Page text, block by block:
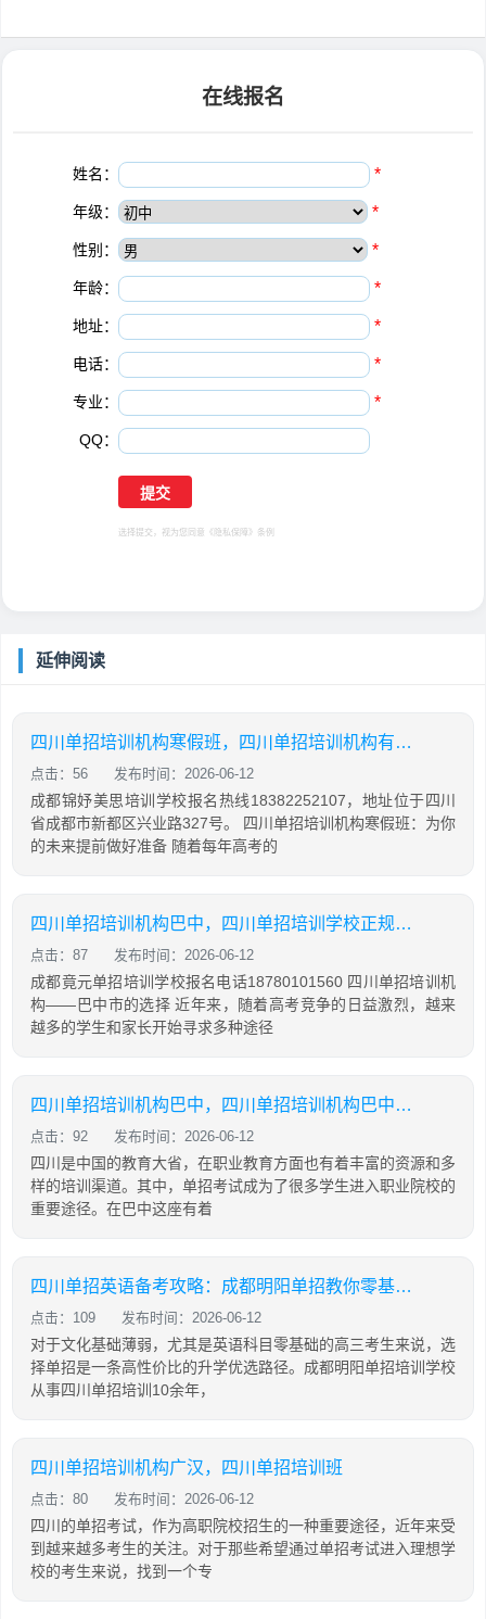
在线报名
姓名： *
年级： *
性别： *
年龄： *
地址： *
电话： *
专业： *
QQ：
选择提交，视为您同意 《隐私保障》 条例
延伸阅读
四川单招培训机构寒假班，四川单招培训机构有哪些
点击：56 发布时间：2026-06-12
成都锦妤美思培训学校报名热线18382252107，地址位于四川
省成都市新都区兴业路327号。 四川单招培训机构寒假班：为你
的未来提前做好准备 随着每年高考的
四川单招培训机构巴中，四川单招培训学校正规学校
点击：87 发布时间：2026-06-12
成都竟元单招培训学校报名电话18780101560 四川单招培训机
构——巴中市的选择 近年来，随着高考竞争的日益激烈，越来
越多的学生和家长开始寻求多种途径
四川单招培训机构巴中，四川单招培训机构巴中有几家
点击：92 发布时间：2026-06-12
四川是中国的教育大省，在职业教育方面也有着丰富的资源和多
样的培训渠道。其中，单招考试成为了很多学生进入职业院校的
重要途径。在巴中这座有着
四川单招英语备考攻略：成都明阳单招教你零基础也能有效提分
点击：109 发布时间：2026-06-12
对于文化基础薄弱，尤其是英语科目零基础的高三考生来说，选
择单招是一条高性价比的升学优选路径。成都明阳单招培训学校
从事四川单招培训10余年，
四川单招培训机构广汉，四川单招培训班
点击：80 发布时间：2026-06-12
四川的单招考试，作为高职院校招生的一种重要途径，近年来受
到越来越多考生的关注。对于那些希望通过单招考试进入理想学
校的考生来说，找到一个专